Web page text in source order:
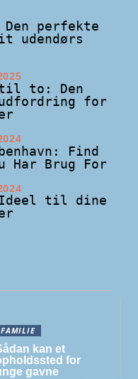
Den perfekte
udendørs
til to: Den
for
Find
Har Brug For
Ideel til dine
FAMILIE
kan et
for
gavne